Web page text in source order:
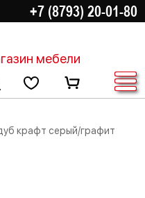
+7 (8793) 20-01-80
мебели